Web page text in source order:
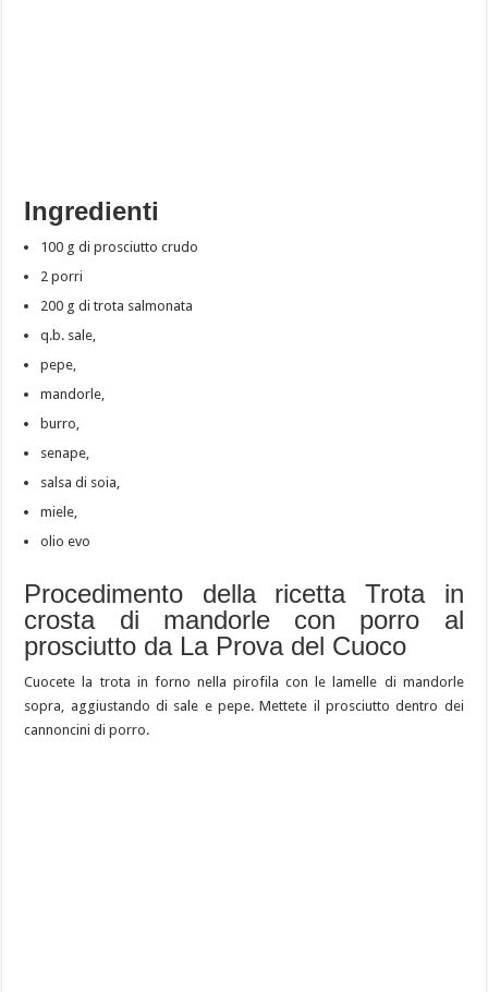
Ingredienti
100 g di prosciutto crudo
2 porri
200 g di trota salmonata
q.b. sale,
pepe,
mandorle,
burro,
senape,
salsa di soia,
miele,
olio evo
Procedimento della ricetta Trota in
crosta di mandorle con porro al
prosciutto da La Prova del Cuoco
Cuocete la trota in forno nella pirofila con le lamelle di mandorle
sopra, aggiustando di sale e pepe. Mettete il prosciutto dentro dei
cannoncini di porro.